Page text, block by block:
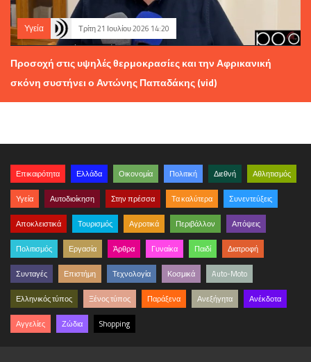
Υγεία Τρίτη 21 Ιουλίου 2026 14:20
Προσοχή στις υψηλές θερμοκρασίες και την Αφρικανική
σκόνη συστήνει ο Αντώνης Παπαδάκης (vid)
Επικαιρότητα Ελλάδα Οικονομία Πολιτική Διεθνή Αθλητισμός
Υγεία Αυτοδιοίκηση Στην πρέσσα Τα καλύτερα Συνεντεύξεις
Αποκλειστικά Τουρισμός Αγροτικά Περιβάλλον Απόψεις
Πολιτισμός Εργασία Άρθρα Γυναίκα Παιδί Διατροφή
Συνταγές Επιστήμη Τεχνολογία Κοσμικά Auto-Moto
Ελληνικός τύπος Ξένος τύπος Παράξενα Ανεξήγητα Ανέκδοτα
Αγγελίες Ζώδια Shopping